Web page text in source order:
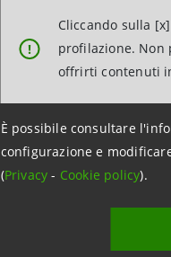
!
Cliccando sulla
profilazione. Non
offrirti contenuti
È possibile consultare
configurazione e
(Privacy- Cookie policy).
In particolare,
miliardi, con
azioniste,